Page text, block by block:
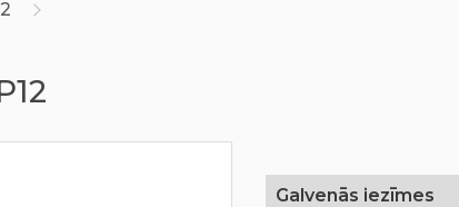
Galvenās iezīmes